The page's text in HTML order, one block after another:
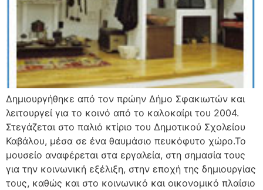
Δημιουργήθηκε από τον πρώην Δήμο Σφακιωτών και
λειτουργεί για το κοινό από το καλοκαίρι του 2004.
Στεγάζεται στο παλιό κτίριο του Δημοτικού Σχολείου
Καβάλου, μέσα σε ένα θαυμάσιο πευκόφυτο χώρο.Το
μουσείο αναφέρεται στα εργαλεία, στη σημασία τους
για την κοινωνική εξέλιξη, στην εποχή της δημιουργίας
τους, καθώς και στο κοινωνικό και οικονομικό πλαίσιο